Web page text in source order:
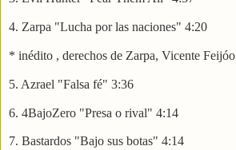
4. Zarpa "Lucha por las naciones" 4:20
* inédito , derechos de Zarpa, Vicente Feijóo
5. Azrael "Falsa fé" 3:36
6. 4BajoZero "Presa o rival" 4:14
7. Bastardos "Bajo sus botas" 4:14